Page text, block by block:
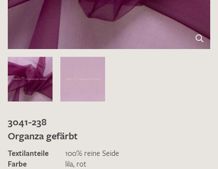
3041-238
Organza gefärbt
Textilanteile
100% reine Seide
Farbe
lila, rot